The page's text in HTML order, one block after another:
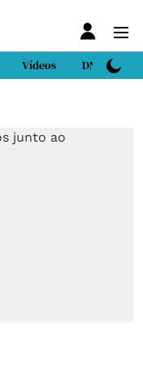
Vídeos DN Sport